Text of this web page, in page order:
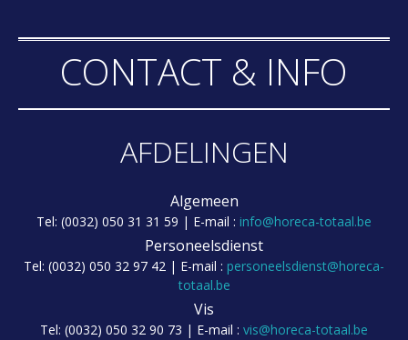
CONTACT & INFO
AFDELINGEN
Algemeen
Tel: (0032) 050 31 31 59 | E-mail : info@horeca-totaal.be
Personeelsdienst
Tel: (0032) 050 32 97 42 | E-mail : personeelsdienst@horeca-
totaal.be
Vis
Tel: (0032) 050 32 90 73 | E-mail : vis@horeca-totaal.be